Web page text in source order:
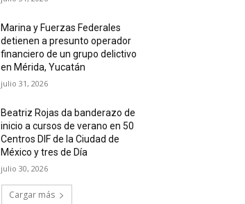
Marina y Fuerzas Federales
detienen a presunto operador
financiero de un grupo delictivo
en Mérida, Yucatán
julio 31, 2026
Beatriz Rojas da banderazo de
inicio a cursos de verano en 50
Centros DIF de la Ciudad de
México y tres de Día
julio 30, 2026
Cargar más